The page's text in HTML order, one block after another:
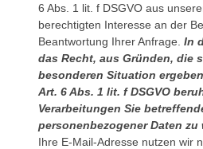
6 Abs. 1 lit. f DSGVO aus
berechtigten Interesse an der
Beantwortung Ihrer Anfrage. In
das Recht, aus Gründen, die
besonderen Situation
Art. 6 Abs. 1 lit. f DSGVO
Verarbeitungen Sie
personenbezogener Daten zu
Ihre E-Mail-Adresse nutzen wir